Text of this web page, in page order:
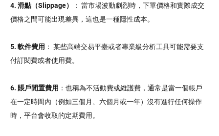
4. 滑點（Slippage）
： 當市場波動劇烈時，下單價格和實際成交
價格之間可能出現差異，這也是一種隱性成本。
5. 軟件費用 ： 某些高端交易平臺或者專業級分析工具可能需要支
付訂閱費或者使用費。
6. 賬戶閒置費用 ：也稱為不活動費或維護費，通常是當一個帳戶
在一定時間內（例如三個月、六個月或一年）沒有進行任何操作
時，平台會收取的定期費用。